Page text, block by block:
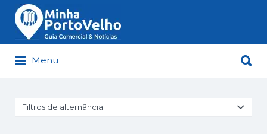
Minha Porto Velho – Seu Guia
Buscar
por:
Menu
por:
Filtros de alternância